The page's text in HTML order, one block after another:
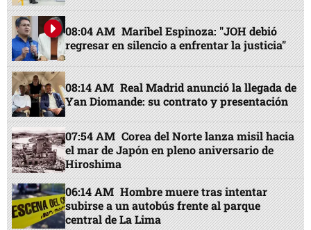
08:04 AM Maribel Espinoza: "JOH debió
regresar en silencio a enfrentar la justicia"
08:14 AM Real Madrid anunció la llegada de
Yan Diomande: su contrato y presentación
07:54 AM Corea del Norte lanza misil hacia
el mar de Japón en pleno aniversario de
Hiroshima
06:14 AM Hombre muere tras intentar
subirse a un autobús frente al parque
central de La Lima